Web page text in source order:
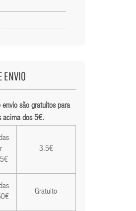
ENVIO
envio são gratuitos para
acima dos 5€.
3.5€
Gratuito